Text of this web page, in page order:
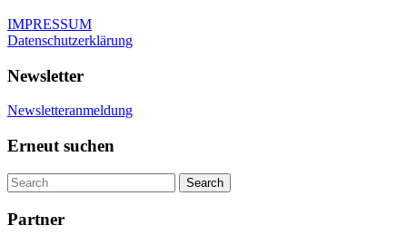
IMPRESSUM
Datenschutzerklärung
Newsletter
Newsletteranmeldung
Erneut suchen
Partner